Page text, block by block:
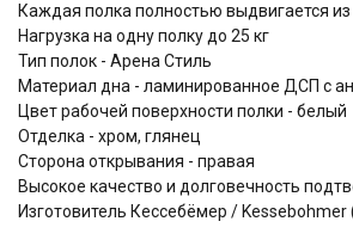
Каждая полка полностью выдвигается
Нагрузка на одну полку до 25 кг
Тип полок - Арена Стиль
Материал дна - ламинированное ДСП с
Цвет рабочей поверхности полки - белый
Отделка - хром, глянец
Сторона открывания - правая
Высокое качество и долговечность
Изготовитель Кессебёмер / Kessebohmer